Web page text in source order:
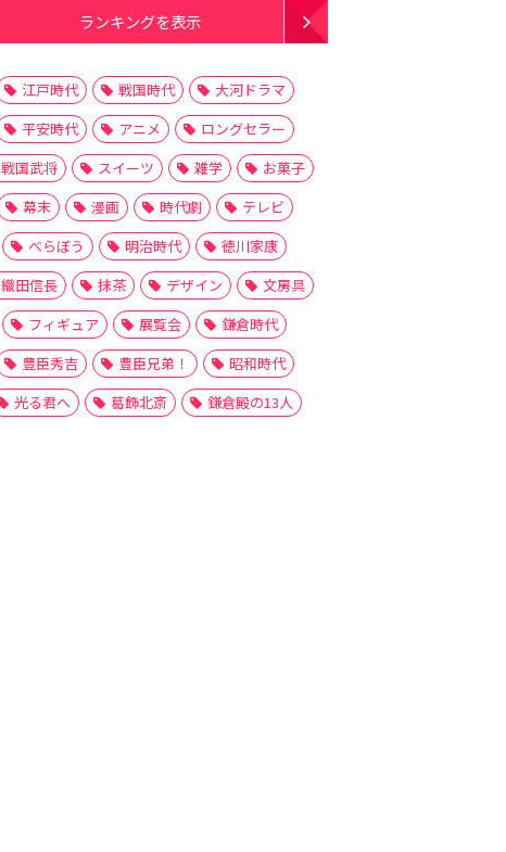
ランキングを表示
江戸時代 戦国時代
大河ドラマ
平安時代
アニメ
ロングセラー
戦国武将
スイーツ 雑学
お菓子
幕末
漫画 時代劇
テレビ
べらぼう
明治時代
徳川家康
織田信長
抹茶 デザイン
文房具
フィギュア
展覧会
鎌倉時代
豊臣秀吉
豊臣兄弟！
昭和時代
光る君へ
葛飾北斎 鎌倉殿の13人